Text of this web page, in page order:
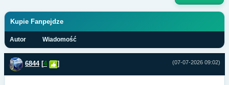
Kupie Fanpejdze
Autor Wiadomość
(07-07-2026 09:02)
6844 [4 ]